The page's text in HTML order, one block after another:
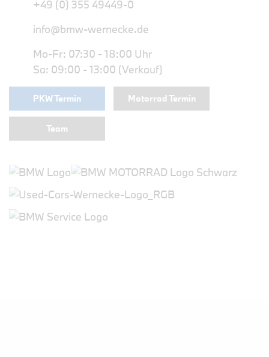
+49 (0) 355 49449-0
info@bmw-wernecke.de
Mo-Fr: 07:30 - 18:00 Uhr
Sa: 09:00 - 13:00 (Verkauf)
PKW Termin Motorrad Termin
Team